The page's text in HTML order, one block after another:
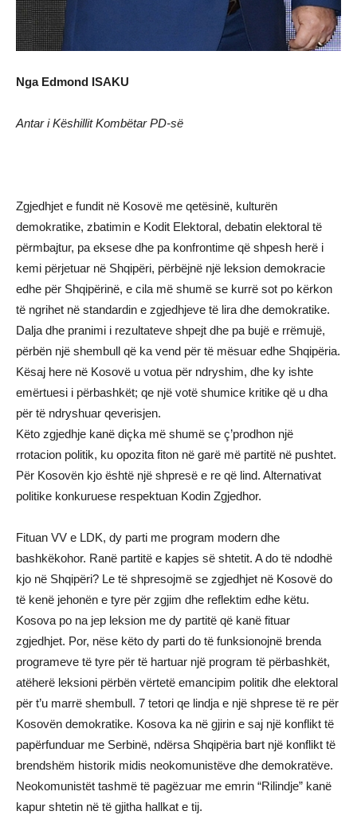
Nga Edmond ISAKU
Antar i Këshillit Kombëtar PD-së
Zgjedhjet e fundit në Kosovë me qetësinë, kulturën
demokratike, zbatimin e Kodit Elektoral, debatin elektoral të
përmbajtur, pa eksese dhe pa konfrontime që shpesh herë i
kemi përjetuar në Shqipëri, përbëjnë një leksion demokracie
edhe për Shqipërinë, e cila më shumë se kurrë sot po kërkon
të ngrihet në standardin e zgjedhjeve të lira dhe demokratike.
Dalja dhe pranimi i rezultateve shpejt dhe pa bujë e rrëmujë,
përbën një shembull që ka vend për të mësuar edhe Shqipëria.
Kësaj here në Kosovë u votua për ndryshim, dhe ky ishte
emërtuesi i përbashkët; qe një votë shumice kritike që u dha
për të ndryshuar qeverisjen.
Këto zgjedhje kanë diçka më shumë se ç’prodhon një
rrotacion politik, ku opozita fiton në garë më partitë në pushtet.
Për Kosovën kjo është një shpresë e re që lind. Alternativat
politike konkuruese respektuan Kodin Zgjedhor.
Fituan VV e LDK, dy parti me program modern dhe
bashkëkohor. Ranë partitë e kapjes së shtetit. A do të ndodhë
kjo në Shqipëri? Le të shpresojmë se zgjedhjet në Kosovë do
të kenë jehonën e tyre për zgjim dhe reflektim edhe këtu.
Kosova po na jep leksion me dy partitë që kanë fituar
zgjedhjet. Por, nëse këto dy parti do të funksionojnë brenda
programeve të tyre për të hartuar një program të përbashkët,
atëherë leksioni përbën vërtetë emancipim politik dhe elektoral
për t’u marrë shembull. 7 tetori qe lindja e një shprese të re për
Kosovën demokratike. Kosova ka në gjirin e saj një konflikt të
papërfunduar me Serbinë, ndërsa Shqipëria bart një konflikt të
brendshëm historik midis neokomunistëve dhe demokratëve.
Neokomunistët tashmë të pagëzuar me emrin “Rilindje” kanë
kapur shtetin në të gjitha hallkat e tij.